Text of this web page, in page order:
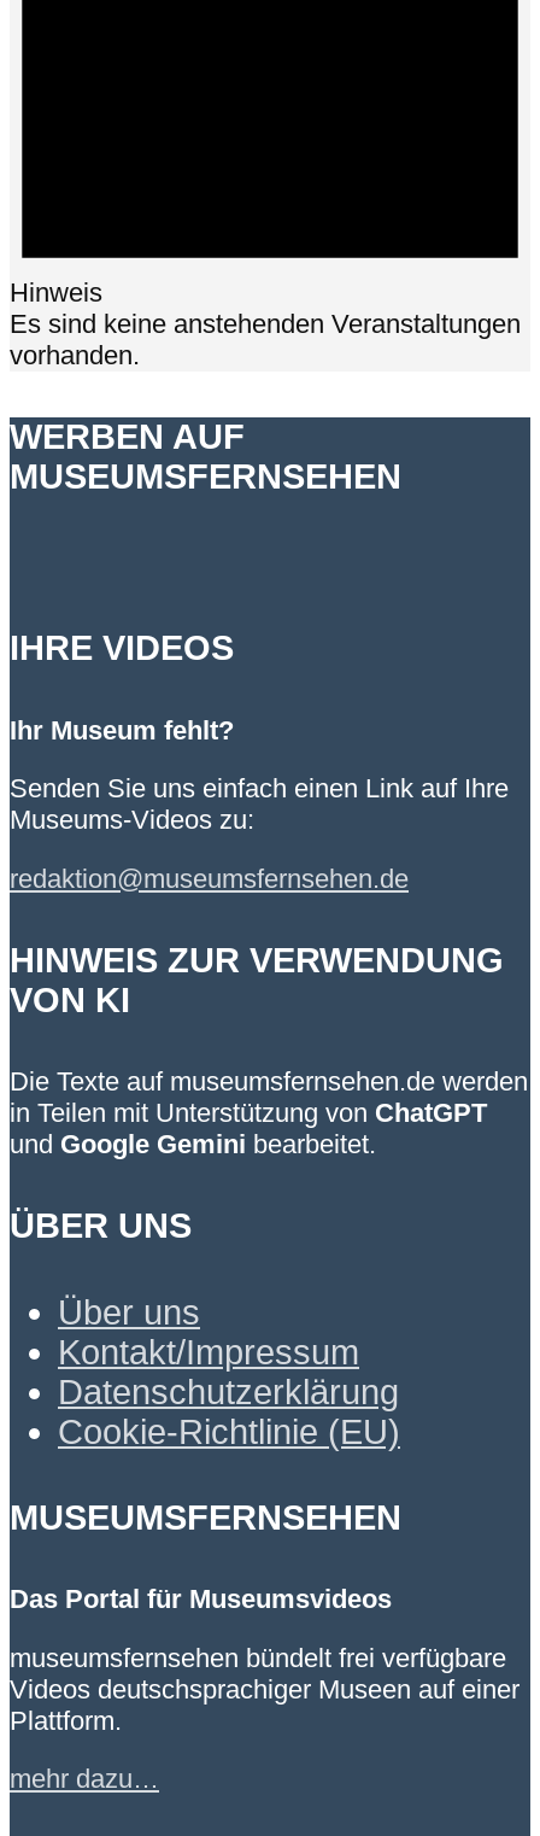
Hinweis
Es sind keine anstehenden Veranstaltungen
vorhanden.
WERBEN AUF
MUSEUMSFERNSEHEN
IHRE VIDEOS
Ihr Museum fehlt?
Senden Sie uns einfach einen Link auf Ihre
Museums-Videos zu:
redaktion@museumsfernsehen.de
HINWEIS ZUR VERWENDUNG
VON KI
Die Texte auf museumsfernsehen.de werden
in Teilen mit Unterstützung von ChatGPT
und Google Gemini bearbeitet.
ÜBER UNS
Über uns
Kontakt/Impressum
Datenschutzerklärung
Cookie-Richtlinie (EU)
MUSEUMSFERNSEHEN
Das Portal für Museumsvideos
museumsfernsehen bündelt frei verfügbare
Videos deutschsprachiger Museen auf einer
Plattform.
mehr dazu…